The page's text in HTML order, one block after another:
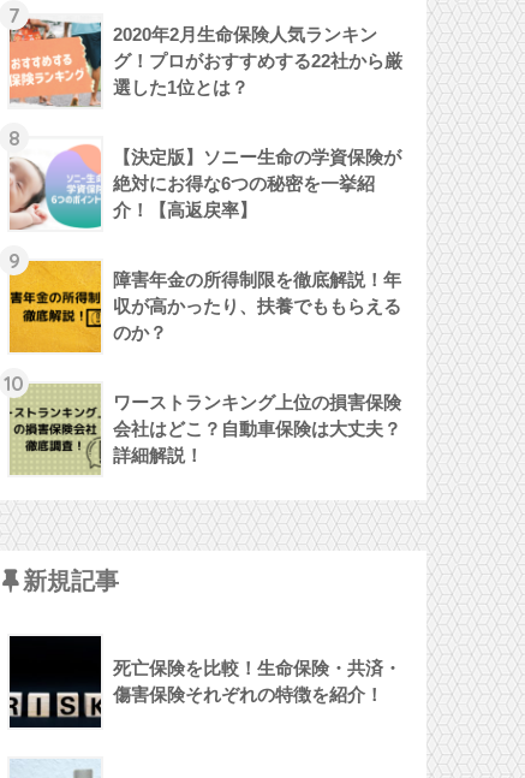
7
2020年2月生命保険人気ランキン
グ！プロがおすすめする22社から厳
選した1位とは？
8
【決定版】ソニー生命の学資保険が
絶対にお得な6つの秘密を一挙紹
介！【高返戻率】
9
障害年金の所得制限を徹底解説！年
収が高かったり、扶養でももらえる
のか？
10
ワーストランキング上位の損害保険
会社はどこ？自動車保険は大丈夫？
詳細解説！
新規記事
死亡保険を比較！生命保険・共済・
傷害保険それぞれの特徴を紹介！